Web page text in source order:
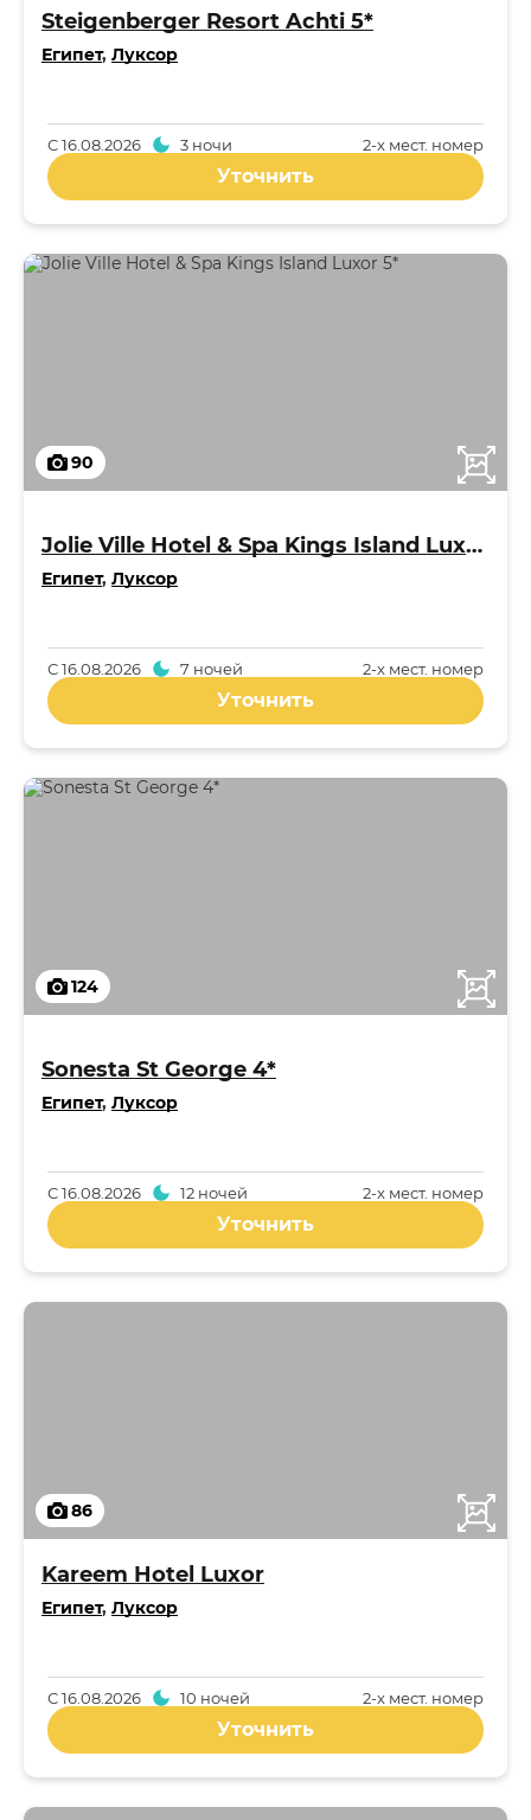
Steigenberger Resort Achti 5*
Египет, Луксор
2-x мест. номер
С16.08.2026 3 ночи
Уточнить
90
Jolie Ville Hotel & Spa Kings Island Luxor 5*
Египет, Луксор
2-x мест. номер
С16.08.2026 7 ночей
Уточнить
124
Sonesta St George 4*
Египет, Луксор
2-x мест. номер
С16.08.2026 12 ночей
Уточнить
86
Kareem Hotel Luxor
Египет, Луксор
2-x мест. номер
С16.08.2026 10 ночей
Уточнить